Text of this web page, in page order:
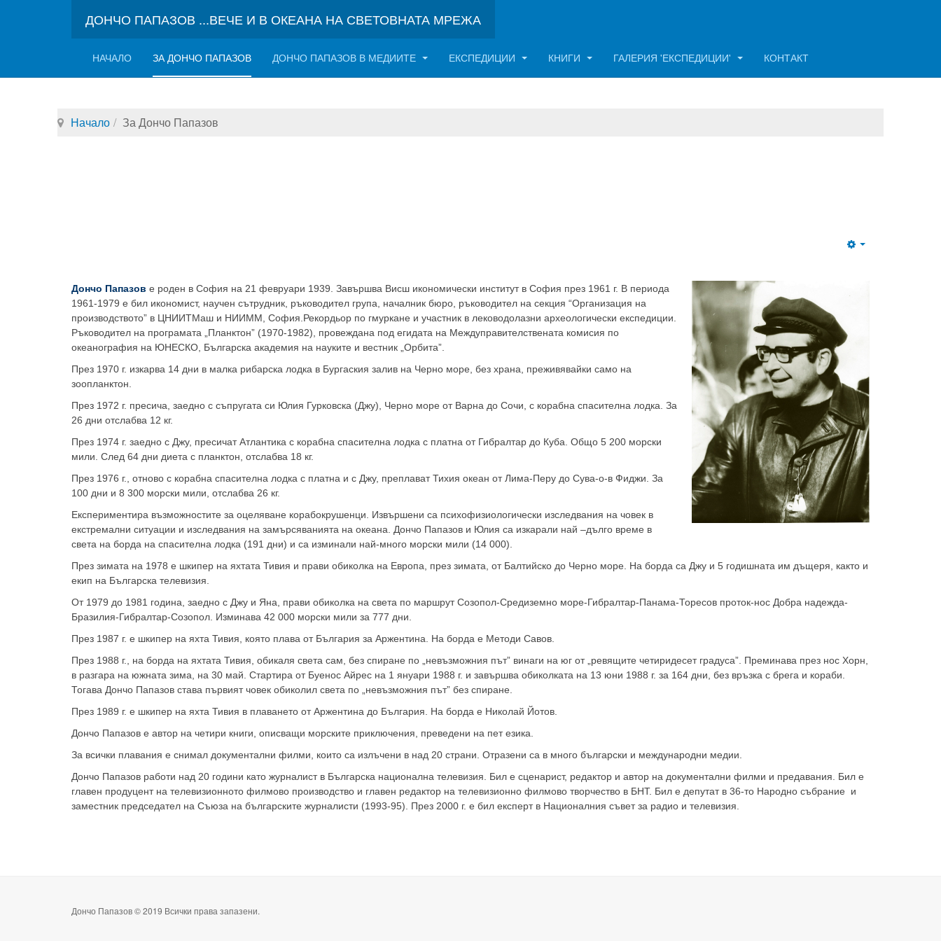
ДОНЧО ПАПАЗОВ ...ВЕЧЕ И В ОКЕАНА НА СВЕТОВНАТА МРЕЖА
НАЧАЛО ЗА ДОНЧО ПАПАЗОВ ДОНЧО ПАПАЗОВ В МЕДИИТЕ ЕКСПЕДИЦИИ КНИГИ ГАЛЕРИЯ 'ЕКСПЕДИЦИИ' КОНТАКТ
Начало За Дончо Папазов
Дончо Папазов е роден в София на 21 февруари 1939. Завършва Висш икономически институт в София през 1961 г. В периода
1961-1979 е бил икономист, научен сътрудник, ръководител група, началник бюро, ръководител на секция “Организация на
производството” в ЦНИИТМаш и НИИММ, София. Рекордьор по гмуркане и участник в леководолазни археологически експедиции.
Ръководител на програмата „Планктон” (1970-1982), провеждана под егидата на Междуправителствената комисия по
океанография на ЮНЕСКО, Българска академия на науките и вестник „Орбита”.
През 1970 г. изкарва 14 дни в малка рибарска лодка в Бургаския залив на Черно море, без храна, преживявайки само на
зоопланктон.
През 1972 г. пресича, заедно с съпругата си Юлия Гурковска (Джу), Черно море от Варна до Сочи, с корабна спасителна лодка. За
26 дни отслабва 12 кг.
През 1974 г. заедно с Джу, пресичат Атлантика с корабна спасителна лодка с платна от Гибралтар до Куба. Общо 5 200 морски
мили. След 64 дни диета с планктон, отслабва 18 кг.
През 1976 г., отново с корабна спасителна лодка с платна и с Джу, преплават Тихия океан от Лима-Перу до Сува-о-в Фиджи. За
100 дни и 8 300 морски мили, отслабва 26 кг.
Експериментира възможностите за оцеляване корабокрушенци. Извършени са психофизиологически изследвания на човек в
екстремални ситуации и изследвания на замърсяванията на океана. Дончо Папазов и Юлия са изкарали най –дълго време в
света на борда на спасителна лодка (191 дни) и са изминали най-много морски мили (14 000).
През зимата на 1978 е шкипер на яхтата Тивия и прави обиколка на Европа, през зимата, от Балтийско до Черно море. На борда са Джу и 5 годишната им дъщеря, както и
екип на Българска телевизия.
От 1979 до 1981 година, заедно с Джу и Яна, прави обиколка на света по маршрут Созопол-Средиземно море-Гибралтар-Панама-Торесов проток-нос Добра надежда-
Бразилия-Гибралтар-Созопол. Изминава 42 000 морски мили за 777 дни.
През 1987 г. е шкипер на яхта Тивия, която плава от България за Аржентина. На борда е Методи Савов.
През 1988 г., на борда на яхтата Тивия, обикаля света сам, без спиране по „невъзможния път” винаги на юг от „ревящите четиридесет градуса”. Преминава през нос Хорн,
в разгара на южната зима, на 30 май. Стартира от Буенос Айрес на 1 януари 1988 г. и завършва обиколката на 13 юни 1988 г. за 164 дни, без връзка с брега и кораби.
Тогава Дончо Папазов става първият човек обиколил света по „невъзможния път” без спиране.
През 1989 г. е шкипер на яхта Тивия в плаването от Аржентина до България. На борда е Николай Йотов.
Дончо Папазов е автор на четири книги, описващи морските приключения, преведени на пет езика.
За всички плавания е снимал документални филми, които са излъчени в над 20 страни. Отразени са в много български и международни медии.
Дончо Папазов работи над 20 години като журналист в Българска национална телевизия. Бил е сценарист, редактор и автор на документални филми и предавания. Бил е
главен продуцент на телевизионното филмово производство и главен редактор на телевизионно филмово творчество в БНТ. Бил е депутат в 36-то Народно събрание и
заместник председател на Съюза на българските журналисти (1993-95). През 2000 г. е бил експерт в Националния съвет за радио и телевизия.
Дончо Папазов © 2019 Всички права запазени.